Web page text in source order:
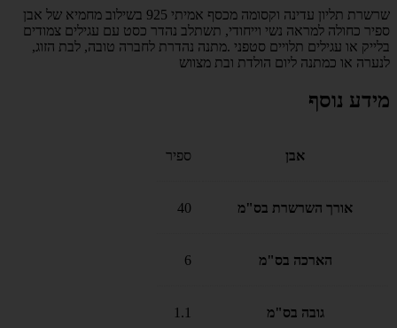
שרשרת תליון עדינה וקסומה מכסף אמיתי 925 בשילוב מחמיא של אבן
ספיר כחולה למראה נשי וייחודי, תשתלב נהדר כסט עם עגילים צמודים
בלייק או עגילים תלויים סטפני .מתנה נהדרת לחברה טובה, לבת הזוג,
לנערה או כמתנה ליום הולדת ובת מצווש
מידע נוסף
אבן ספיר
אורך השרשרת בס"מ 40
הארכה בס"מ 6
גובה בס"מ 1.1